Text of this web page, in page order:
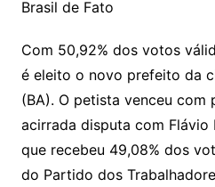
Brasil de Fato
Com 50,92% dos votos
é eleito o novo prefeito da
(BA). O petista venceu com
acirrada disputa com Flávio
que recebeu 49,08% dos
do Partido dos